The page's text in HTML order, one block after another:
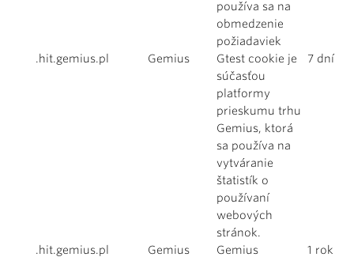
používa sa na
obmedzenie
požiadaviek
.hit.gemius.pl Gemius
Gtest cookie je
súčasťou
platformy
prieskumu trhu
Gemius, ktorá
sa používa na
vytváranie
štatistík o
používaní
webových
stránok.
7 dní
.hit.gemius.pl Gemius
Gemius
1 rok